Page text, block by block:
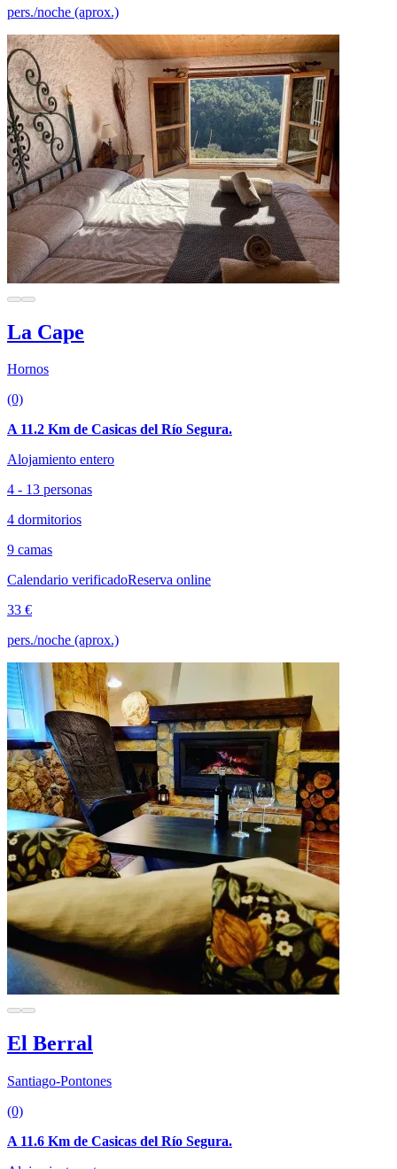
pers./noche (aprox.)
La Cape
Hornos
(0)
A 11.2 Km de Casicas del Río Segura.
Alojamiento entero
4 - 13 personas
4 dormitorios
9 camas
Calendario verificadoReserva online
33 €
pers./noche (aprox.)
El Berral
Santiago-Pontones
(0)
A 11.6 Km de Casicas del Río Segura.